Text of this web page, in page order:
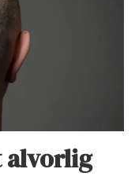
alvorlig